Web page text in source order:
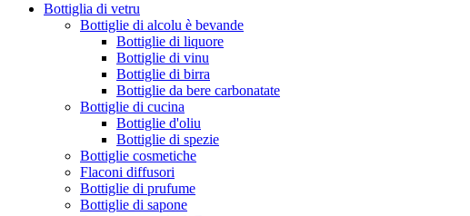
Bottiglia di vetru
Bottiglie di alcolu è bevande
Bottiglie di liquore
Bottiglie di vinu
Bottiglie di birra
Bottiglie da bere carbonatate
Bottiglie di cucina
Bottiglie d'oliu
Bottiglie di spezie
Bottiglie cosmetiche
Flaconi diffusori
Bottiglie di prufume
Bottiglie di sapone